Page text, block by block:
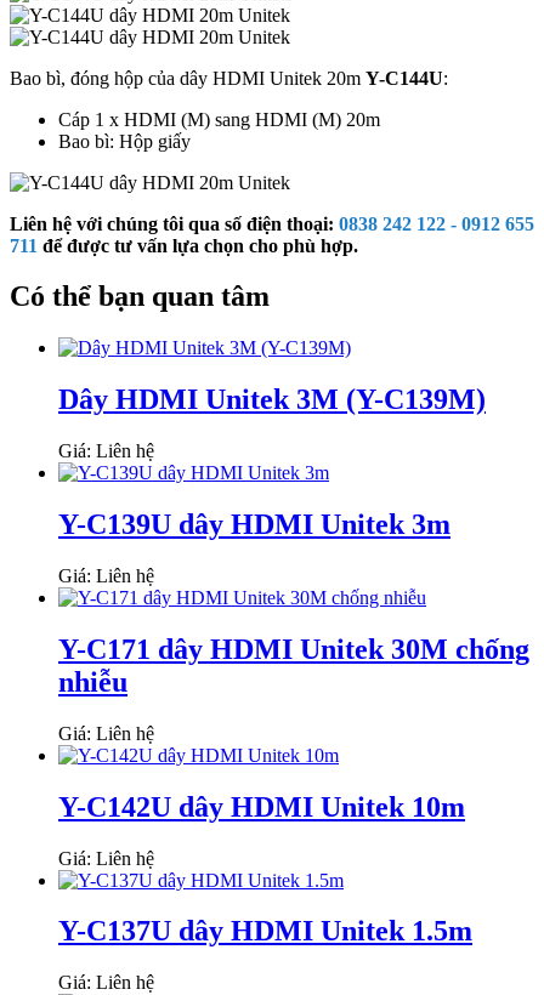
Bao bì, đóng hộp của dây HDMI Unitek 20m Y-C144U:
Cáp 1 x HDMI (M) sang HDMI (M) 20m
Bao bì: Hộp giấy
Liên hệ với chúng tôi qua số điện thoại: 0838 242 122 - 0912 655
711 để được tư vấn lựa chọn cho phù hợp.
Có thể bạn quan tâm
Dây HDMI Unitek 3M (Y-C139M)
Giá: Liên hệ
Y-C139U dây HDMI Unitek 3m
Giá: Liên hệ
Y-C171 dây HDMI Unitek 30M chống
nhiễu
Giá: Liên hệ
Y-C142U dây HDMI Unitek 10m
Giá: Liên hệ
Y-C137U dây HDMI Unitek 1.5m
Giá: Liên hệ